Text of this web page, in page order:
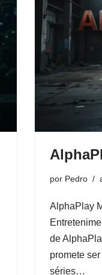
por Pedro
AlphaPlay
de
promete
séries…